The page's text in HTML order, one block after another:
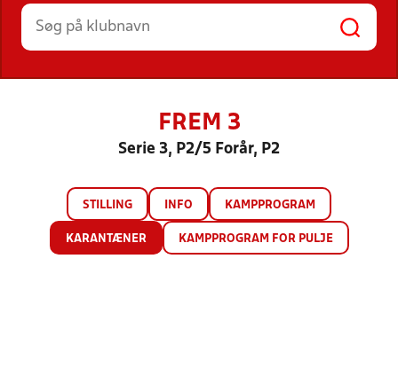
HOLD
FREM 3
Serie 3, P2/5 Forår, P2
STILLING INFO KAMPPROGRAM
KARANTÆNER KAMPPROGRAM FOR PULJE